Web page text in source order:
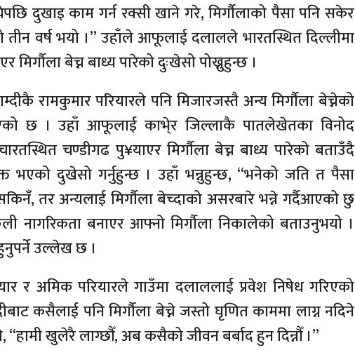
दुखाइ काम गर्न रक्सी खाने गरे, मिर्गौलाको पैसा पनि सकेर
वर्ष भयो ।” उहाँले आफूलाई दलालले भारतस्थित दिल्लीमा
बेच्न बाध्य पारेको दुःखेसो पोख्नुहुन्छ ।
रामकुमार परियारले पनि मिजारजस्तै अन्य मिर्गौला बेच्नेको
छ । उहाँ आफूलाई काभे्र जिल्लाकै पातलेखेतका विनोद
चण्डीगढ पु¥याएर मिर्गौला बेच्न बाध्य पारेको बताउँदै
भएको दुखेसो गर्नुहुन्छ । उहाँ भन्नुहुन्छ, “भनेको जति त पैसा
तर अन्यलाई मिर्गौला बेच्दाको असरबारे भन्ने गर्दैआएको छु
नागरिकता बनाएर आफ्नो मिर्गाैला निकालेको बताउनुभयो ।
उल्लेख छ ।
र अमिक परियारले गाउँमा दलाललाई प्रवेश निषेध गरिएको
कसैलाई पनि मिर्गौला बेच्ने जस्तो घृणित काममा लाग्न नदिने
खुलेरै लाग्छौँ, अब कसैको जीवन बर्बाद हुन दिन्नौँ ।”